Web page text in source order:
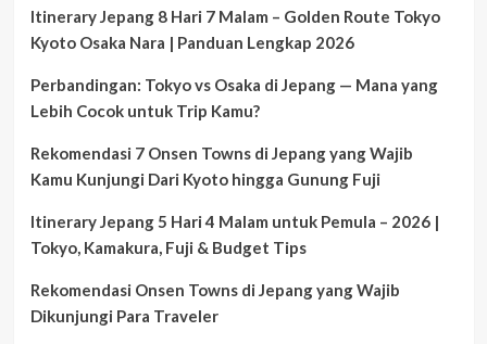
Liveaboard
–
–
Itinerary
–
Trip
2022
Itinerary Jepang 8 Hari 7 Malam – Golden Route Tokyo
Kyoto Osaka Nara | Panduan Lengkap 2026
Perbandingan: Tokyo vs Osaka di Jepang — Mana yang
Lebih Cocok untuk Trip Kamu?
Rekomendasi 7 Onsen Towns di Jepang yang Wajib
Kamu Kunjungi Dari Kyoto hingga Gunung Fuji
Itinerary Jepang 5 Hari 4 Malam untuk Pemula – 2026 |
Tokyo, Kamakura, Fuji & Budget Tips
Rekomendasi Onsen Towns di Jepang yang Wajib
Dikunjungi Para Traveler